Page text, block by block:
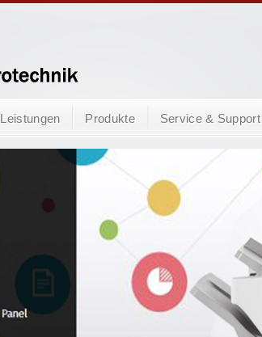
Leistungen Produkte Service & Support